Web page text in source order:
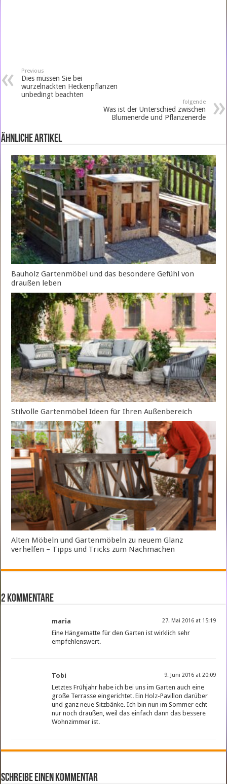
Previous
Dies müssen Sie bei
wurzelnackten Heckenpflanzen
unbedingt beachten
folgende
Was ist der Unterschied zwischen
Blumenerde und Pflanzenerde
ähnliche Artikel
Bauholz Gartenmöbel und das besondere Gefühl von
draußen leben
Stilvolle Gartenmöbel Ideen für Ihren Außenbereich
Alten Möbeln und Gartenmöbeln zu neuem Glanz
verhelfen – Tipps und Tricks zum Nachmachen
2 Kommentare
maria 27. Mai 2016 at 15:19
Eine Hängematte für den Garten ist wirklich sehr
empfehlenswert.
Tobi 9. Juni 2016 at 20:09
Letztes Frühjahr habe ich bei uns im Garten auch eine
große Terrasse eingerichtet. Ein Holz-Pavillon darüber
und ganz neue Sitzbänke. Ich bin nun im Sommer echt
nur noch draußen, weil das einfach dann das bessere
Wohnzimmer ist.
Schreibe einen Kommentar